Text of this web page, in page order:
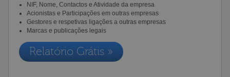
NIF, Nome, Contactos e Atividade da empresa
Acionistas e Participações em outras empresas
Gestores e respetivas ligações a outras empresas
Marcas e publicações legais
Relatório Grátis »